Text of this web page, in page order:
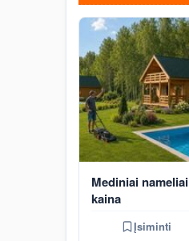
Mediniai nameliai
kaina
Įsiminti